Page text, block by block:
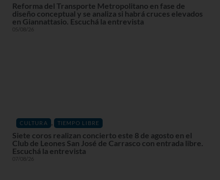
Reforma del Transporte Metropolitano en fase de
diseño conceptual y se analiza si habrá cruces elevados
en Giannattasio. Escuchá la entrevista
05/08/26
CULTURA , TIEMPO LIBRE
Siete coros realizan concierto este 8 de agosto en el
Club de Leones San José de Carrasco con entrada libre.
Escuchá la entrevista
07/08/26